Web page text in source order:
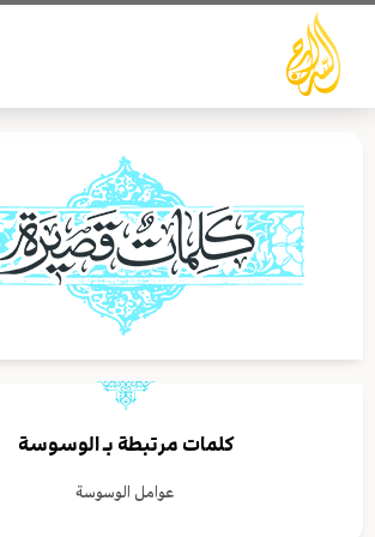
تخطي
المحتوى
كلمات مرتبطة بـالوسوسة
عوامل الوسوسة